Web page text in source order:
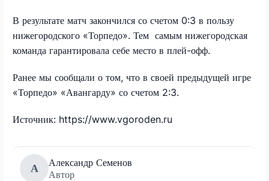
В результате матч закончился со счетом 0:3 в пользу
нижегородского «Торпедо». Тем самым нижегородская
команда гарантировала себе место в плей-офф.
Ранее мы сообщали о том, что в своей предыдущей игре
«Торпедо» «Авангарду» со счетом 2:3.
Источник: https://www.vgoroden.ru
А
Александр Семенов
Автор